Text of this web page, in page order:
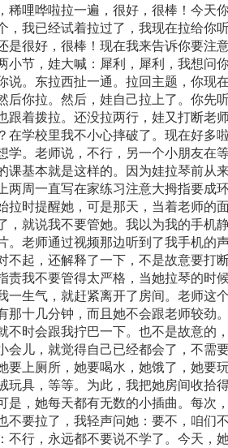
稀哩哗啦拉一遍，很好，很棒！今天
，我已经试着拉过了，我现在拉给你
是很好，很棒！现在我来告诉你要注
小节，娃大喊：犀利，犀利，我想问
说。东拉西扯一通。拉回主题，你现
后你拉。然后，娃自己拉上了。你先
跟着拨拉。还没拉两行，娃又打断老
在学校里我不小心摔破了。现在好多
学。老师说，不行，另一个小朋友在
课基本就是这样的。因为娃拉琴前从
两周一直写在家练习注意大拇指要成
拉时提醒她，可是那天，当着老师的
，就说我不要管她。我以为我的手机
。老师通过视频那边听到了我手机的
不起，还解释了一下，不是故意要打
责我不要管得太严格，当她拉琴的时
一生气，就赶紧离开了房间。老师这
那十几分钟，而且她不会跟老师较劲
不时会跟我拧巴一下。也不是故意的
会儿，就觉得自己已经都会了，不需
要上厕所，她要喝水，她饿了，她要
玩具，等等。为此，我把她房间收拾
是，她每天都有无数的小插曲。每次
不要拉了，我轻声问她：要不，咱们
不行，永远都不要说不学了。今天，